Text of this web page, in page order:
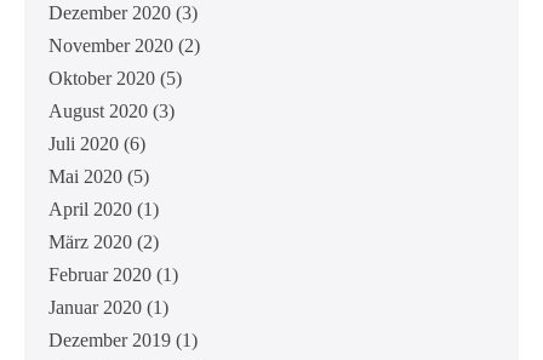
Dezember 2020 (3)
November 2020 (2)
Oktober 2020 (5)
August 2020 (3)
Juli 2020 (6)
Mai 2020 (5)
April 2020 (1)
März 2020 (2)
Februar 2020 (1)
Januar 2020 (1)
Dezember 2019 (1)